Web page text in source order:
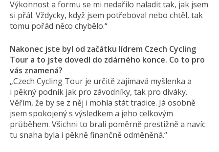
Výkonnost a formu se mi nedařilo naladit tak, jak jsem
si přál. Vždycky, když jsem potřeboval nebo chtěl, tak
tomu pořád něco chybělo.“
Nakonec jste byl od začátku lídrem Czech Cycling
Tour a to jste dovedl do zdárného konce. Co to pro
vás znamená?
„Czech Cycling Tour je určitě zajímavá myšlenka a
i pěkný podnik jak pro závodníky, tak pro diváky.
Věřím, že by se z něj i mohla stát tradice. Já osobně
jsem spokojený s výsledkem a jeho celkovým
průběhem. Všichni to brali poměrně prestižně a navíc
tu snaha byla i pěkně finančně odměněná.“